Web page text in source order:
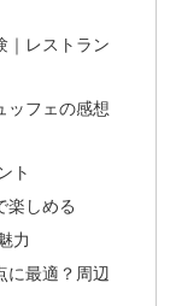
｜レストラン
ッフェの感想
ト
楽しめる
力
に最適？周辺